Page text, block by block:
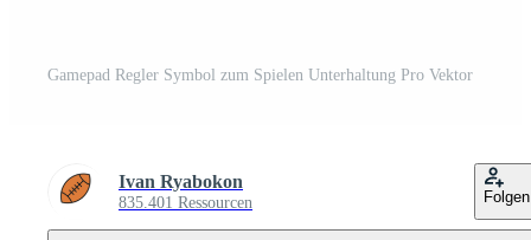
Gamepad Regler Symbol zum Spielen Unterhaltung Pro Vektor
Ivan Ryabokon
835.401 Ressourcen Folgen